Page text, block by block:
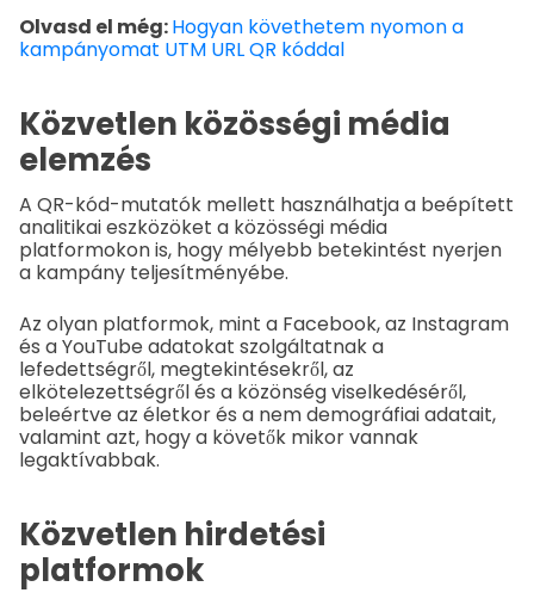
Olvasd el még:Hogyan követhetem nyomon a
kampányomat UTM URL QR kóddal
Közvetlen közösségi média
elemzés
A QR-kód-mutatók mellett használhatja a beépített
analitikai eszközöket a közösségi média
platformokon is, hogy mélyebb betekintést nyerjen
a kampány teljesítményébe.
Az olyan platformok, mint a Facebook, az Instagram
és a YouTube adatokat szolgáltatnak a
lefedettségről, megtekintésekről, az
elkötelezettségről és a közönség viselkedéséről,
beleértve az életkor és a nem demográfiai adatait,
valamint azt, hogy a követők mikor vannak
legaktívabbak.
Közvetlen hirdetési
platformok